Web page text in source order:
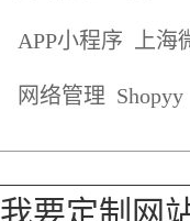
APP小程序 上海
网络管理 Shopyy
我要定制网